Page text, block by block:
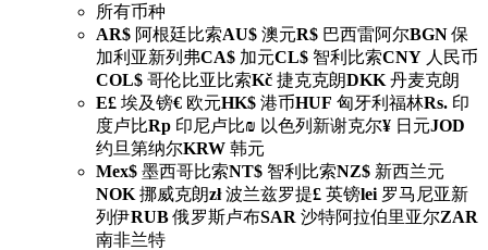
所有币种
AR$ 阿根廷比索AU$ 澳元R$ 巴西雷阿尔BGN保
加利亚新列弗CA$ 加元CL$ 智利比索CNY 人民币
COL$ 哥伦比亚比索Kč 捷克克朗DKK 丹麦克朗
E£ 埃及镑€ 欧元HK$ 港币HUF 匈牙利福林Rs. 印
度卢比Rp 印尼卢比₪ 以色列新谢克尔¥ 日元JOD
约旦第纳尔KRW 韩元
Mex$ 墨西哥比索NT$ 智利比索NZ$ 新西兰元
NOK 挪威克朗zł波兰兹罗提£ 英镑lei 罗马尼亚新
列伊RUB俄罗斯卢布SAR 沙特阿拉伯里亚尔ZAR
南非兰特